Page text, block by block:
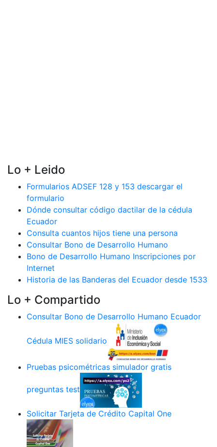
Lo + Leido
Formularios ADSEF 128 y 153 descargar el
formulario
Dónde consultar código dactilar de la cédula
Ecuador
Consulta cuantos hijos tiene una persona
Consultar Bono de Desarrollo Humano
Bono de Desarrollo Humano Inscripciones por
Internet
Historia de las Banderas del Ecuador desde 1533
Lo + Compartido
Consultar Bono de Desarrollo Humano Ecuador
Cédula MIES solidario
Pruebas psicométricas simulador gratis
preguntas test
Solicitar Tarjeta de Crédito Capital One